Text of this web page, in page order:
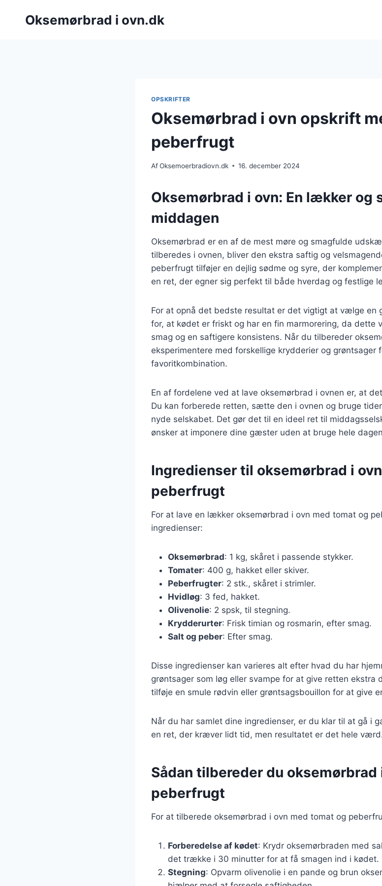
Oksemørbrad i ovn.dk
OPSKRIFTER
Oksemørbrad i ovn opskrift
peberfrugt
AfOksemoerbradiovn.dk 16. december 2024
Oksemørbrad i ovn: En lækker og
middagen
Oksemørbrad er en af de mest møre og smagfulde
tilberedes i ovnen, bliver den ekstra saftig og
peberfrugt tilføjer en dejlig sødme og syre, der
en ret, der egner sig perfekt til både hverdag og festlige
For at opnå det bedste resultat er det vigtigt at vælge en
for, at kødet er friskt og har en fin marmorering, da dette
smag og en saftigere konsistens. Når du tilbereder
eksperimentere med forskellige krydderier og grøntsager
favoritkombination.
En af fordelene ved at lave oksemørbrad i ovnen er, at
Du kan forberede retten, sætte den i ovnen og bruge
nyde selskabet. Det gør det til en ideel ret til
ønsker at imponere dine gæster uden at bruge hele
Ingredienser til oksemørbrad i
peberfrugt
For at lave en lækker oksemørbrad i ovn med tomat og
ingredienser:
Oksemørbrad: 1 kg, skåret i passende stykker.
Tomater: 400 g, hakket eller skiver.
Peberfrugter: 2 stk., skåret i strimler.
Hvidløg: 3 fed, hakket.
Olivenolie: 2 spsk, til stegning.
Krydderurter: Frisk timian og rosmarin, efter smag.
Salt og peber: Efter smag.
Disse ingredienser kan varieres alt efter hvad du har
grøntsager som løg eller svampe for at give retten ekstra
tilføje en smule rødvin eller grøntsagsbouillon for at give
Når du har samlet dine ingredienser, er du klar til at gå i
en ret, der kræver lidt tid, men resultatet er det hele
Sådan tilbereder du
peberfrugt
For at tilberede oksemørbrad i ovn med tomat og
Forberedelse af kødet: Krydr oksemørbraden med
det trække i 30 minutter for at få smagen ind i kødet.
Stegning: Opvarm olivenolie i en pande og brun